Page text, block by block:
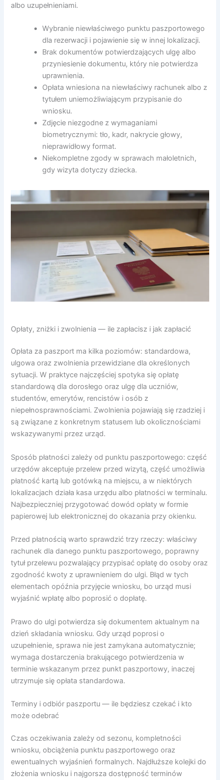
albo uzupełnieniami.
Wybranie niewłaściwego punktu paszportowego
dla rezerwacji i pojawienie się w innej lokalizacji.
Brak dokumentów potwierdzających ulgę albo
przyniesienie dokumentu, który nie potwierdza
uprawnienia.
Opłata wniesiona na niewłaściwy rachunek albo z
tytułem uniemożliwiającym przypisanie do
wniosku.
Zdjęcie niezgodne z wymaganiami
biometrycznymi: tło, kadr, nakrycie głowy,
nieprawidłowy format.
Niekompletne zgody w sprawach małoletnich,
gdy wizyta dotyczy dziecka.
Opłaty, zniżki i zwolnienia — ile zapłacisz i jak zapłacić
Opłata za paszport ma kilka poziomów: standardowa,
ulgowa oraz zwolnienia przewidziane dla określonych
sytuacji. W praktyce najczęściej spotyka się opłatę
standardową dla dorosłego oraz ulgę dla uczniów,
studentów, emerytów, rencistów i osób z
niepełnosprawnościami. Zwolnienia pojawiają się rzadziej i
są związane z konkretnym statusem lub okolicznościami
wskazywanymi przez urząd.
Sposób płatności zależy od punktu paszportowego: część
urzędów akceptuje przelew przed wizytą, część umożliwia
płatność kartą lub gotówką na miejscu, a w niektórych
lokalizacjach działa kasa urzędu albo płatności w terminalu.
Najbezpieczniej przygotować dowód opłaty w formie
papierowej lub elektronicznej do okazania przy okienku.
Przed płatnością warto sprawdzić trzy rzeczy: właściwy
rachunek dla danego punktu paszportowego, poprawny
tytuł przelewu pozwalający przypisać opłatę do osoby oraz
zgodność kwoty z uprawnieniem do ulgi. Błąd w tych
elementach opóźnia przyjęcie wniosku, bo urząd musi
wyjaśnić wpłatę albo poprosić o dopłatę.
Prawo do ulgi potwierdza się dokumentem aktualnym na
dzień składania wniosku. Gdy urząd poprosi o
uzupełnienie, sprawa nie jest zamykana automatycznie;
wymaga dostarczenia brakującego potwierdzenia w
terminie wskazanym przez punkt paszportowy, inaczej
utrzymuje się opłata standardowa.
Terminy i odbiór paszportu — ile będziesz czekać i kto
może odebrać
Czas oczekiwania zależy od sezonu, kompletności
wniosku, obciążenia punktu paszportowego oraz
ewentualnych wyjaśnień formalnych. Najdłuższe kolejki do
złożenia wniosku i najgorsza dostępność terminów